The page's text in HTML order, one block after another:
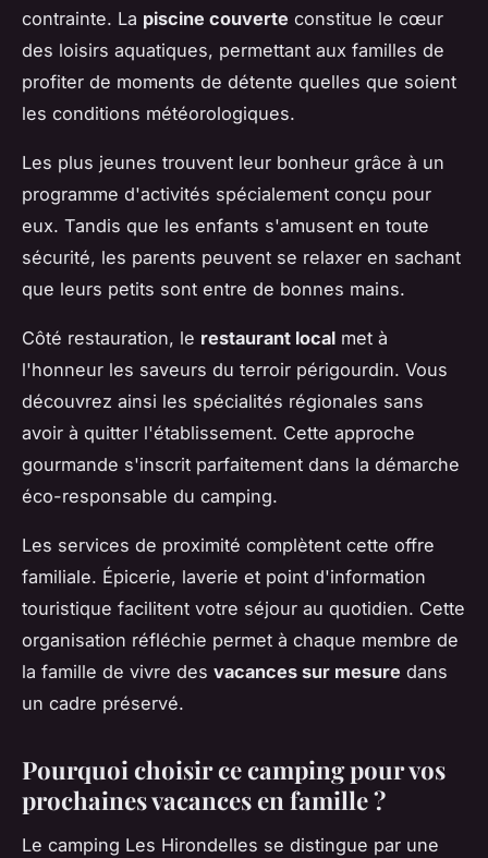
contrainte. La piscine couverte constitue le cœur
des loisirs aquatiques, permettant aux familles de
profiter de moments de détente quelles que soient
les conditions météorologiques.
Les plus jeunes trouvent leur bonheur grâce à un
programme d'activités spécialement conçu pour
eux. Tandis que les enfants s'amusent en toute
sécurité, les parents peuvent se relaxer en sachant
que leurs petits sont entre de bonnes mains.
Côté restauration, le restaurant local met à
l'honneur les saveurs du terroir périgourdin. Vous
découvrez ainsi les spécialités régionales sans
avoir à quitter l'établissement. Cette approche
gourmande s'inscrit parfaitement dans la démarche
éco-responsable du camping.
Les services de proximité complètent cette offre
familiale. Épicerie, laverie et point d'information
touristique facilitent votre séjour au quotidien. Cette
organisation réfléchie permet à chaque membre de
la famille de vivre des vacances sur mesure dans
un cadre préservé.
Pourquoi choisir ce camping pour vos
prochaines vacances en famille ?
Le camping Les Hirondelles se distingue par une